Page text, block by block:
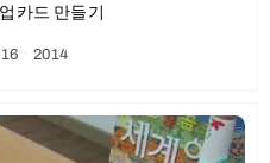
카드 만들기
ㆍ2014